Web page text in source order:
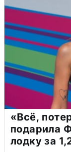
«Всё,
подарила
лодку за